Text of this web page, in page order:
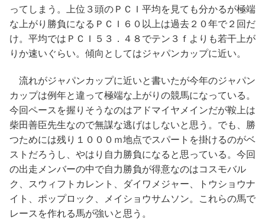
ってしまう。上位３頭のＰＣＩ平均を見ても分かるが極端
な上がり勝負になるＰＣＩ６０以上は過去２０年で２回だ
け。平均ではＰＣＩ５３．４８でテン３ｆよりも若干上が
りか速いぐらい。傾向としてはジャパンカップに近い。
流れがジャパンカップに近いと書いたが今年のジャパン
カップは例年と違って極端な上がりの競馬になっている。
今回ペースを握りそうなのはアドマイヤメインだが鞍上は
柴田善臣先生なので無謀な逃げはしないと思う。でも、勝
つためには残り１０００ｍ地点でスパートを掛けるのがベ
ストだろうし、やはり自力勝負になると思っている。今回
の出走メンバーの中で自力勝負が得意なのはコスモバル
ク、スウィフトカレント、ダイワメジャー、トウショウナ
イト、ポップロック、メイショウサムソン。これらの馬で
レースを作れる馬が強いと思う。